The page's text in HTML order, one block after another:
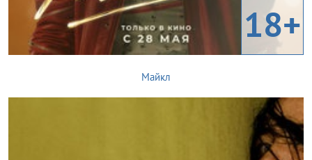
18+
Майкл